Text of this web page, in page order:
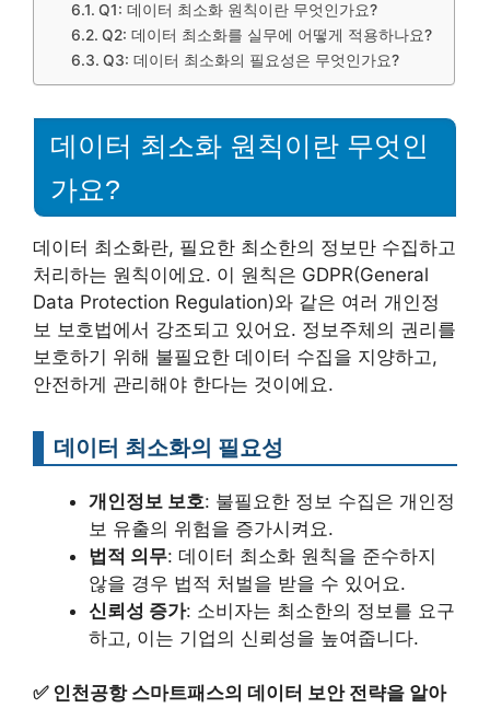
Q1: 데이터 최소화 원칙이란 무엇인가요?
Q2: 데이터 최소화를 실무에 어떻게 적용하나요?
Q3: 데이터 최소화의 필요성은 무엇인가요?
데이터 최소화 원칙이란 무엇인
가요?
데이터 최소화란, 필요한 최소한의 정보만 수집하고
처리하는 원칙이에요. 이 원칙은 GDPR(General
Data Protection Regulation)와 같은 여러 개인정
보 보호법에서 강조되고 있어요. 정보주체의 권리를
보호하기 위해 불필요한 데이터 수집을 지양하고,
안전하게 관리해야 한다는 것이에요.
데이터 최소화의 필요성
개인정보 보호: 불필요한 정보 수집은 개인정
보 유출의 위험을 증가시켜요.
법적 의무: 데이터 최소화 원칙을 준수하지
않을 경우 법적 처벌을 받을 수 있어요.
신뢰성 증가: 소비자는 최소한의 정보를 요구
하고, 이는 기업의 신뢰성을 높여줍니다.
✅ 인천공항 스마트패스의 데이터 보안 전략을 알아